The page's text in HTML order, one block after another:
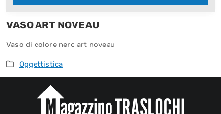
VASO ART NOVEAU
Vaso di colore nero art noveau
Oggettistica